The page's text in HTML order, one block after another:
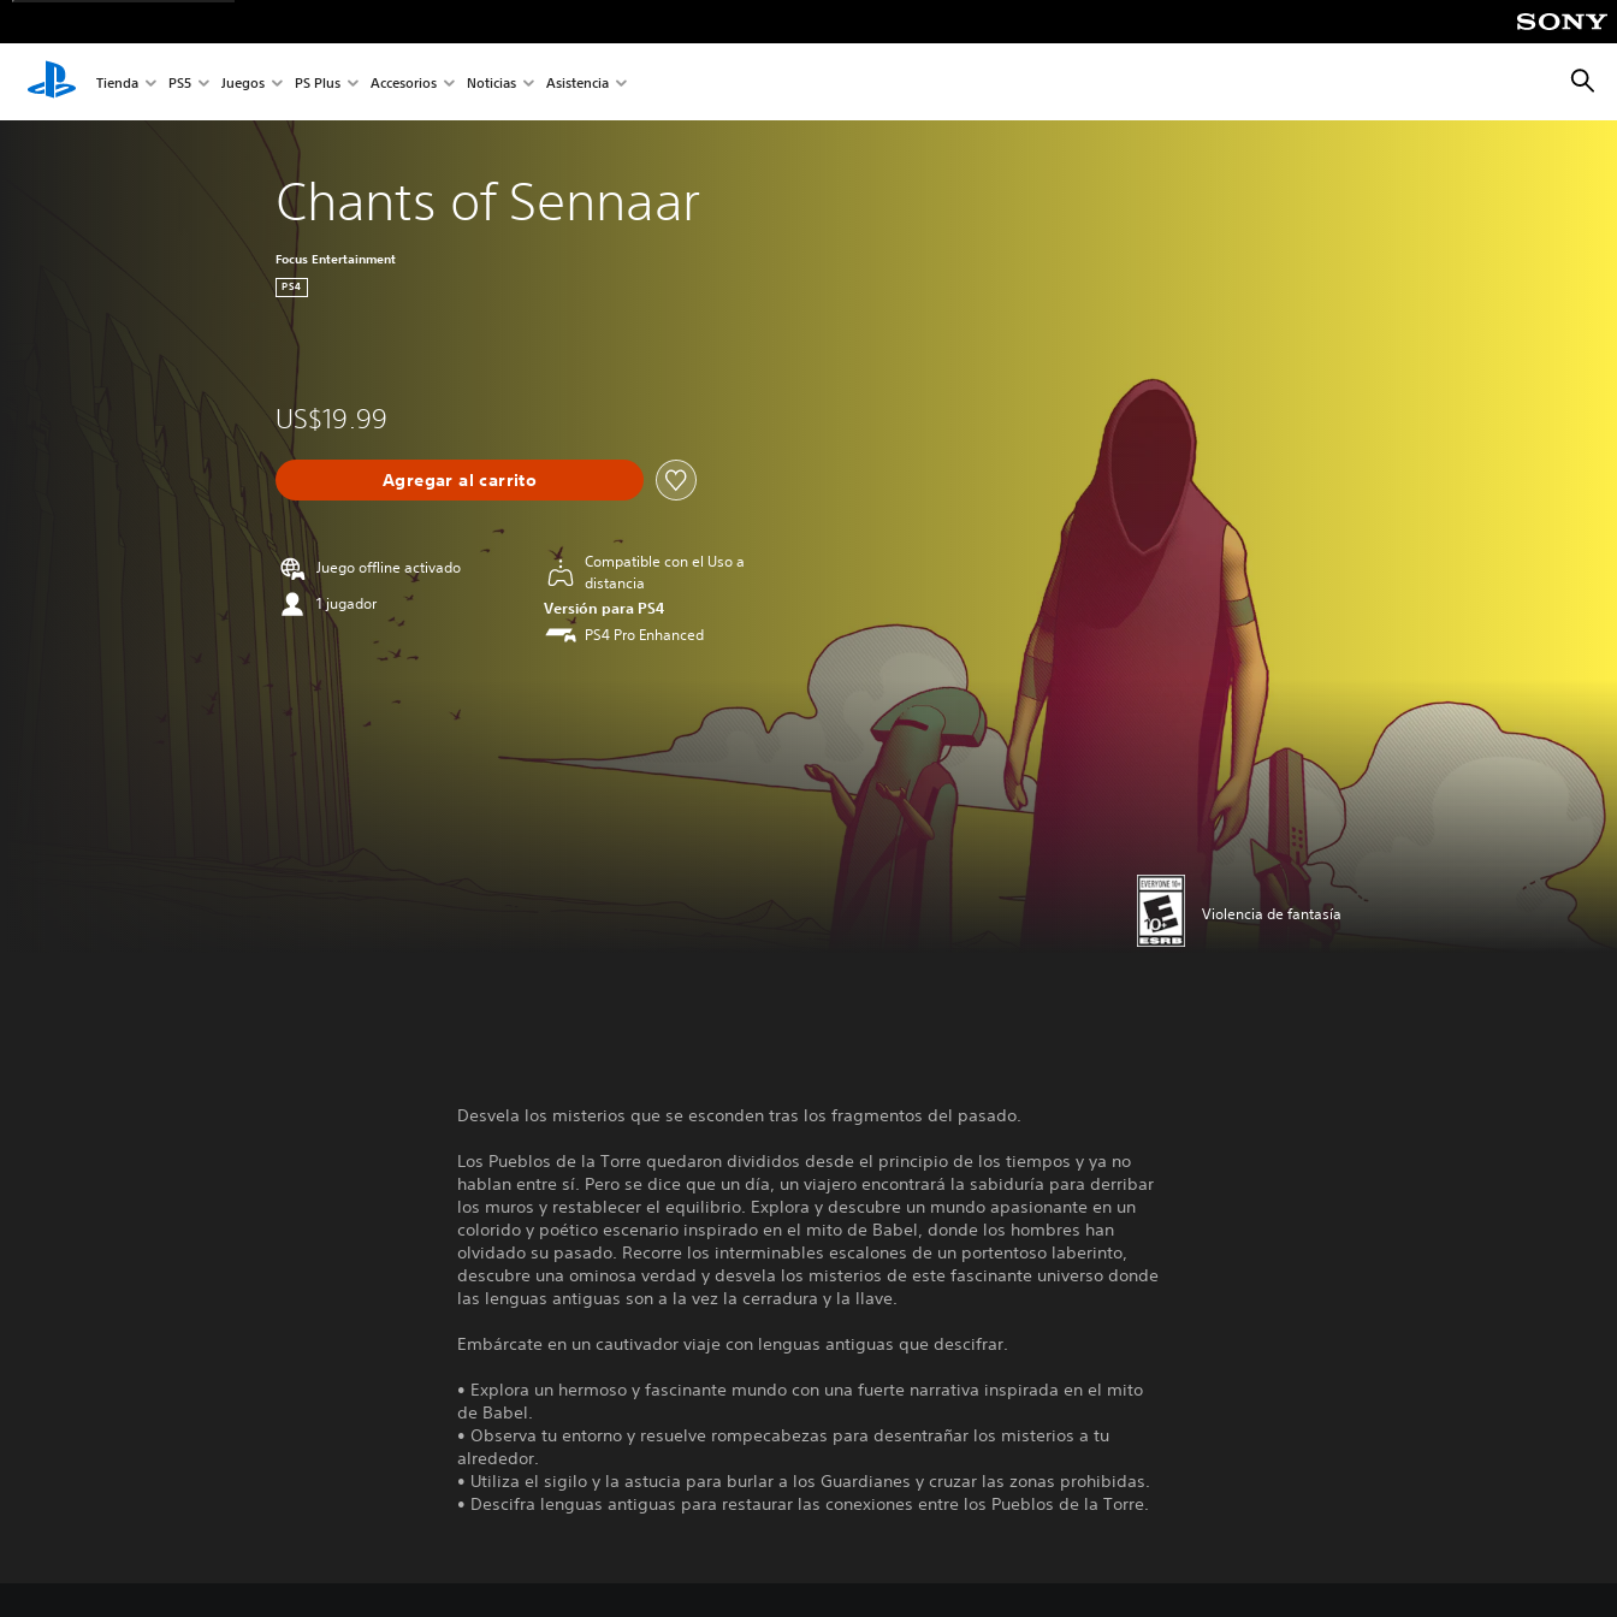
Tienda PS5 Juegos PS Plus Accesorios Noticias Asistencia
Chants of Sennaar
Focus Entertainment
PS4
US$19.99
Agregar al carrito
Juego offline activado
1 jugador
Compatible con el Uso a
distancia
Versión para PS4
PS4 Pro Enhanced
Violencia de fantasía
Desvela los misterios que se esconden tras los fragmentos del pasado.
Los Pueblos de la Torre quedaron divididos desde el principio de los tiempos y ya no
hablan entre sí. Pero se dice que un día, un viajero encontrará la sabiduría para derribar
los muros y restablecer el equilibrio. Explora y descubre un mundo apasionante en un
colorido y poético escenario inspirado en el mito de Babel, donde los hombres han
olvidado su pasado. Recorre los interminables escalones de un portentoso laberinto,
descubre una ominosa verdad y desvela los misterios de este fascinante universo donde
las lenguas antiguas son a la vez la cerradura y la llave.
Embárcate en un cautivador viaje con lenguas antiguas que descifrar.
• Explora un hermoso y fascinante mundo con una fuerte narrativa inspirada en el mito
de Babel.
• Observa tu entorno y resuelve rompecabezas para desentrañar los misterios a tu
alrededor.
• Utiliza el sigilo y la astucia para burlar a los Guardianes y cruzar las zonas prohibidas.
• Descifra lenguas antiguas para restaurar las conexiones entre los Pueblos de la Torre.